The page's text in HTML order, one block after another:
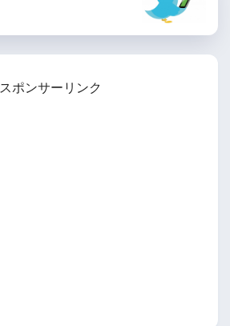
スポンサーリンク